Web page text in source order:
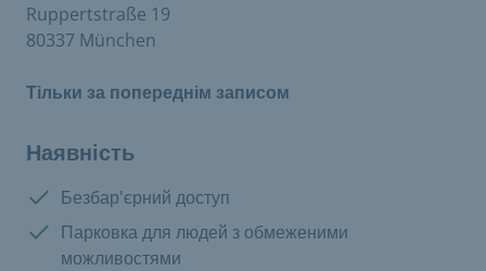
Ruppertstraße 19
80337 München
Тільки за попереднім записом
Наявність
Є в наявності:
Безбар'єрний доступ
Є в наявності:
Парковка для людей з обмеженими
можливостями